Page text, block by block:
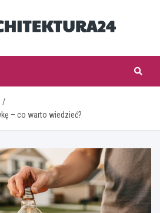
– co warto wiedzieć?